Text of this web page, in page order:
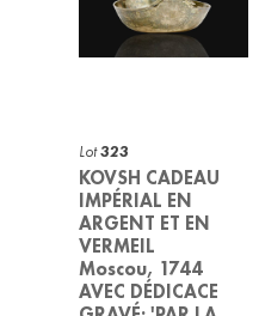
Lot323
KOVSH CADEAU
IMPÉRIAL EN
ARGENT ET EN
VERMEIL
Moscou, 1744
AVEC DÉDICACE